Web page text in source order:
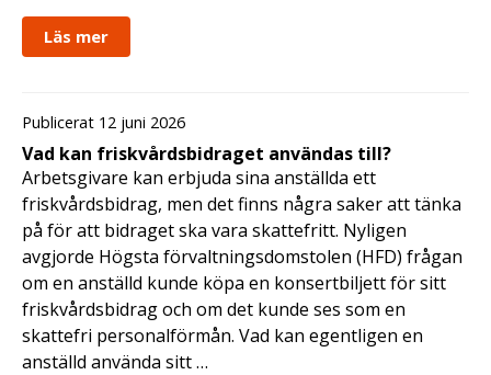
Läs mer
Publicerat 12 juni 2026
Vad kan friskvårdsbidraget användas till?
Arbetsgivare kan erbjuda sina anställda ett
friskvårdsbidrag, men det finns några saker att tänka
på för att bidraget ska vara skattefritt. Nyligen
avgjorde Högsta förvaltningsdomstolen (HFD) frågan
om en anställd kunde köpa en konsertbiljett för sitt
friskvårdsbidrag och om det kunde ses som en
skattefri personalförmån. Vad kan egentligen en
anställd använda sitt …